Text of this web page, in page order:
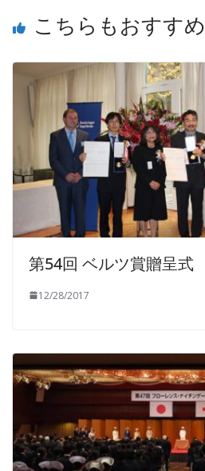
こちらもおすすめ
第54回 ベルツ賞贈呈式
12/28/2017